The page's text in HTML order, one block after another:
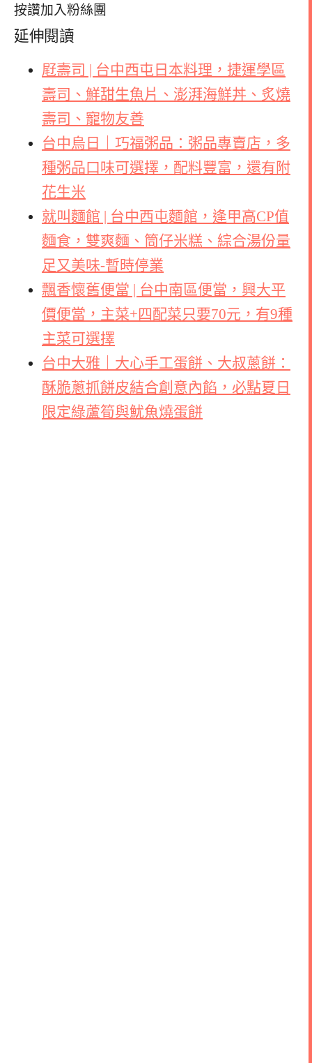
按讚加入粉絲團
延伸閱讀
屘壽司 | 台中西屯日本料理，捷運學區
壽司、鮮甜生魚片、澎湃海鮮丼、炙燒
壽司、寵物友善
台中烏日｜巧福粥品：粥品專賣店，多
種粥品口味可選擇，配料豐富，還有附
花生米
就叫麵館 | 台中西屯麵館，逢甲高CP值
麵食，雙爽麵、筒仔米糕、綜合湯份量
足又美味-暫時停業
飄香懷舊便當 | 台中南區便當，興大平
價便當，主菜+四配菜只要70元，有9種
主菜可選擇
台中大雅｜大心手工蛋餅、大叔蔥餅：
酥脆蔥抓餅皮結合創意內餡，必點夏日
限定綠蘆筍與魷魚燒蛋餅